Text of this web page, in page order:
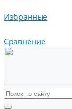
Избранные
Сравнение